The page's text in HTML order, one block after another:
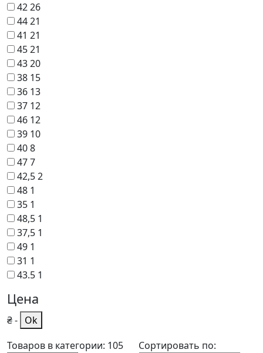
4226
4421
41 21
4521
4320
38 15
36 13
37 12
46 12
39 10
408
477
42,52
48 1
35 1
48,5 1
37,5 1
49 1
31 1
43.5 1
Цена
₴- Ok
Товаров в категории: 105
Сортировать по: